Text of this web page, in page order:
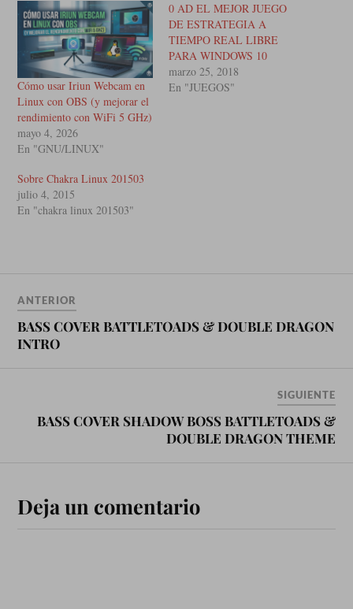
Cómo usar Iriun Webcam en
Linux con OBS (y mejorar el
rendimiento con WiFi 5 GHz)
mayo 4, 2026
En "GNU/LINUX"
0 AD EL MEJOR JUEGO
DE ESTRATEGIA A
TIEMPO REAL LIBRE
PARA WINDOWS 10
marzo 25, 2018
En "JUEGOS"
Sobre Chakra Linux 201503
julio 4, 2015
En "chakra linux 201503"
ANTERIOR
BASS COVER BATTLETOADS & DOUBLE DRAGON
INTRO
SIGUIENTE
BASS COVER SHADOW BOSS BATTLETOADS &
DOUBLE DRAGON THEME
Deja un comentario